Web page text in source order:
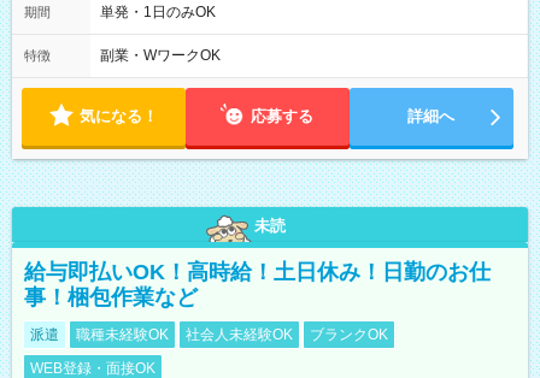
時間 勤務日数は最大週２回となります。 (1)22：00～翌5：00
期間 単発・1日のみOK
特徴 副業・WワークOK
気になる！ 応募する 詳細へ
未読
給与即払いOK！高時給！土日休み！日勤のお仕
事！梱包作業など
派遣 職種未経験OK 社会人未経験OK
ブランクOK
WEB登録・面接OK